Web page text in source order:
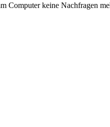
Computer keine Nachfragen